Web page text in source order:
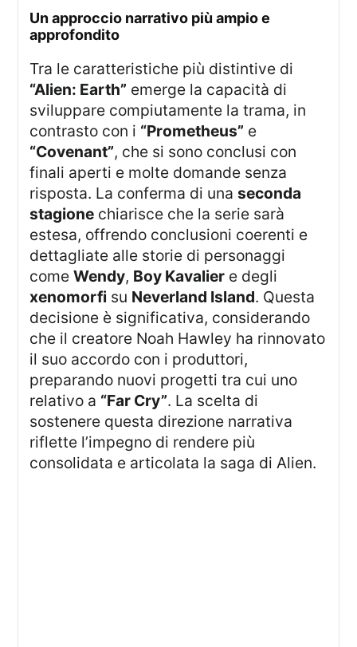
un approccio narrativo più ampio e
approfondito
Tra le caratteristiche più distintive di
“Alien: Earth” emerge la capacità di
sviluppare compiutamente la trama, in
contrasto con i “Prometheus” e
“Covenant”, che si sono conclusi con
finali aperti e molte domande senza
risposta. La conferma di unaseconda
stagione chiarisce che la serie sarà
estesa, offrendo conclusioni coerenti e
dettagliate alle storie di personaggi
comeWendy, Boy Kavalier e degli
xenomorfi su Neverland Island. Questa
decisione è significativa, considerando
che il creatore Noah Hawley ha rinnovato
il suo accordo con i produttori,
preparando nuovi progetti tra cui uno
relativo a “Far Cry”. La scelta di
sostenere questa direzione narrativa
riflette l’impegno di rendere più
consolidata e articolata la saga di Alien.